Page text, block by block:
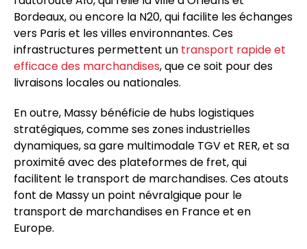
Bordeaux, ou encore la N20, qui facilite les échanges
vers Paris et les villes environnantes. Ces
infrastructures permettent un transport rapide et
efficace des marchandises, que ce soit pour des
livraisons locales ou nationales.
En outre, Massy bénéficie de hubs logistiques
stratégiques, comme ses zones industrielles
dynamiques, sa gare multimodale TGV et RER, et sa
proximité avec des plateformes de fret, qui
facilitent le transport de marchandises. Ces atouts
font de Massy un point névralgique pour le
transport de marchandises en France et en
Europe.